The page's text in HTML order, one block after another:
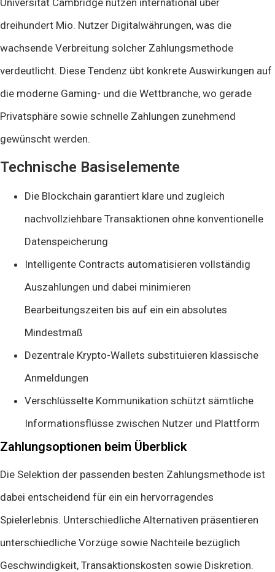
dreihundert Mio. Nutzer Digitalwährungen, was die
wachsende Verbreitung solcher Zahlungsmethode
verdeutlicht. Diese Tendenz übt konkrete Auswirkungen auf
die moderne Gaming- und die Wettbranche, wo gerade
Privatsphäre sowie schnelle Zahlungen zunehmend
gewünscht werden.
Technische Basiselemente
Die Blockchain garantiert klare und zugleich
nachvollziehbare Transaktionen ohne konventionelle
Datenspeicherung
Intelligente Contracts automatisieren vollständig
Auszahlungen und dabei minimieren
Bearbeitungszeiten bis auf ein ein absolutes
Mindestmaß
Dezentrale Krypto-Wallets substituieren klassische
Anmeldungen
Verschlüsselte Kommunikation schützt sämtliche
Informationsflüsse zwischen Nutzer und Plattform
Zahlungsoptionen beim Überblick
Die Selektion der passenden besten Zahlungsmethode ist
dabei entscheidend für ein ein hervorragendes
Spielerlebnis. Unterschiedliche Alternativen präsentieren
unterschiedliche Vorzüge sowie Nachteile bezüglich
Geschwindigkeit, Transaktionskosten sowie Diskretion.